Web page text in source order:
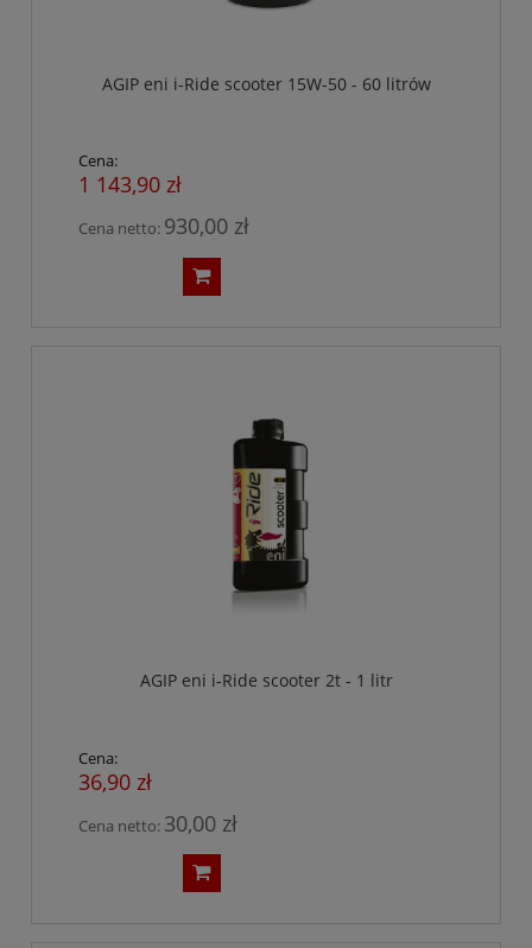
AGIP eni i-Ride scooter 15W-50 - 60 litrów
Cena:
1 143,90 zł
Cena netto: 930,00 zł
AGIP eni i-Ride scooter 2t - 1 litr
Cena:
36,90 zł
Cena netto: 30,00 zł